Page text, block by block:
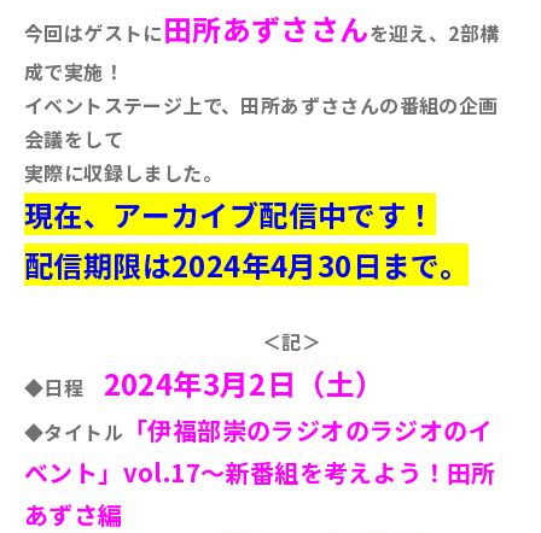
今回はゲストに田所あずささんを迎え、2部構
成で実施！
イベントステージ上で、田所あずささんの番組の企画
会議をして
実際に収録しました。
現在、アーカイブ配信中です！
配信期限は2024年4月30日まで。
＜記＞
◆日程 2024年3月2日（土）
◆タイトル 「伊福部崇のラジオのラジオのイ
ベント」vol.17～新番組を考えよう！田所
あずさ編